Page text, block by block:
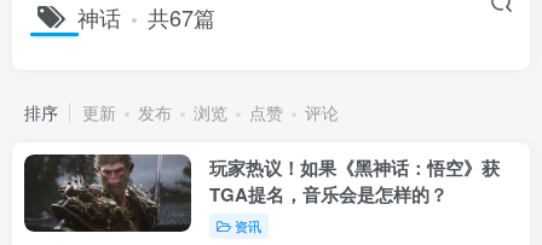
神话 共67篇
排序 更新 发布 浏览 点赞 评论
玩家热议！如果《黑神话：悟空》获
TGA提名，音乐会是怎样的？
资讯